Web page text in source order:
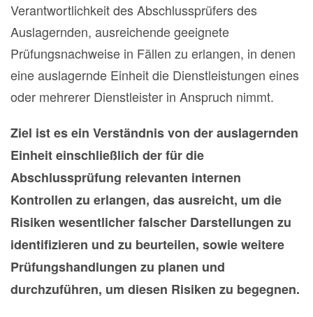
Verantwortlichkeit des Abschlussprüfers des
Auslagernden, ausreichende geeignete
Prüfungsnachweise in Fällen zu erlangen, in denen
eine auslagernde Einheit die Dienstleistungen eines
oder mehrerer Dienstleister in Anspruch nimmt.
Ziel ist es ein Verständnis von der auslagernden
Einheit einschließlich der für die
Abschlussprüfung relevanten internen
Kontrollen zu erlangen, das ausreicht, um die
Risiken wesentlicher falscher Darstellungen zu
identifizieren und zu beurteilen, sowie weitere
Prüfungshandlungen zu planen und
durchzuführen, um diesen Risiken zu begegnen.